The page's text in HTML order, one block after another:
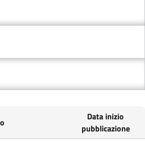
Data inizio
pubblicazione